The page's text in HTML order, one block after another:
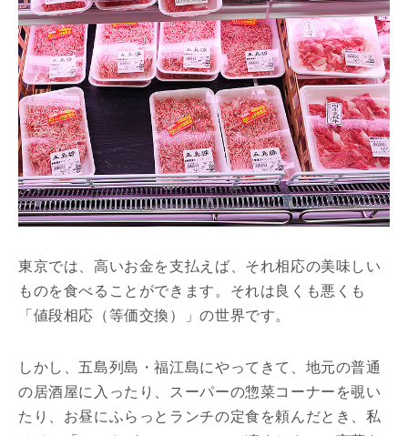
東京では、高いお金を支払えば、それ相応の美味しい
ものを食べることができます。それは良くも悪くも
「値段相応（等価交換）」の世界です。
しかし、五島列島・福江島にやってきて、地元の普通
の居酒屋に入ったり、スーパーの惣菜コーナーを覗い
たり、お昼にふらっとランチの定食を頼んだとき、私